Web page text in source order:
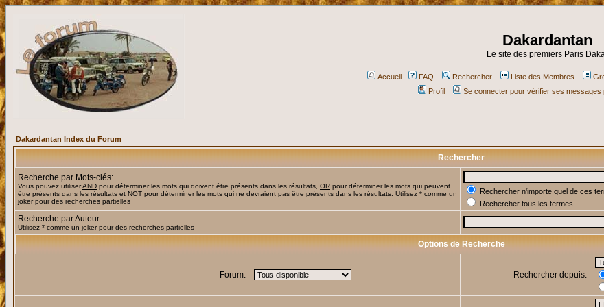
Dakardantan
Le site des premiers Paris
Accueil FAQ Rechercher Liste des Membres
Profil
Se connecter pour vérifier ses messages
Dakardantan Index du Forum
Rechercher
Recherche par Mots-clés:
Vous pouvez utiliserAND pour déterminer les mots qui doivent être présents dans les résultats, OR pour déterminer les mots qui peuvent
être présents dans les résultats et NOT pour déterminer les mots qui ne devraient pas être présents dans les résultats. Utilisez * comme un
joker pour des recherches partielles
Rechercher n'importe quel de ces
Rechercher tous les termes
Recherche par Auteur:
Utilisez * comme un joker pour des recherches partielles
Options de Recherche
Forum: Rechercher depuis: